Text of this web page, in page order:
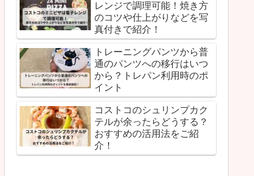
レンジで調理可能！焼き方
のコツや仕上がりなどを写
真付きで紹介！
トレーニングパンツから普
通のパンツへの移行はいつ
から？トレパン利用時のポ
イント
コストコのシュリンプカク
テルが余ったらどうする？
おすすめの活用法をご紹
介！